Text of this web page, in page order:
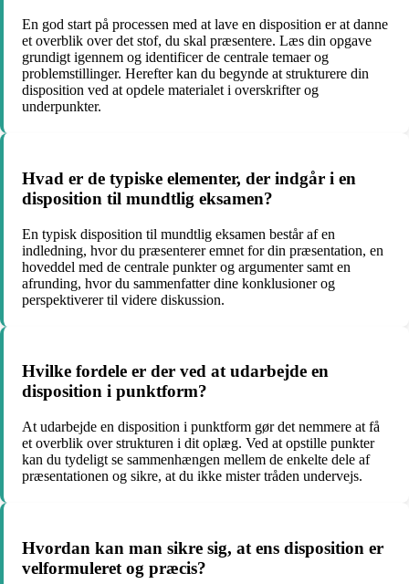
En god start på processen med at lave en disposition er at danne
et overblik over det stof, du skal præsentere. Læs din opgave
grundigt igennem og identificer de centrale temaer og
problemstillinger. Herefter kan du begynde at strukturere din
disposition ved at opdele materialet i overskrifter og
underpunkter.
Hvad er de typiske elementer, der indgår i en
disposition til mundtlig eksamen?
En typisk disposition til mundtlig eksamen består af en
indledning, hvor du præsenterer emnet for din præsentation, en
hoveddel med de centrale punkter og argumenter samt en
afrunding, hvor du sammenfatter dine konklusioner og
perspektiverer til videre diskussion.
Hvilke fordele er der ved at udarbejde en
disposition i punktform?
At udarbejde en disposition i punktform gør det nemmere at få
et overblik over strukturen i dit oplæg. Ved at opstille punkter
kan du tydeligt se sammenhængen mellem de enkelte dele af
præsentationen og sikre, at du ikke mister tråden undervejs.
Hvordan kan man sikre sig, at ens disposition er
velformuleret og præcis?